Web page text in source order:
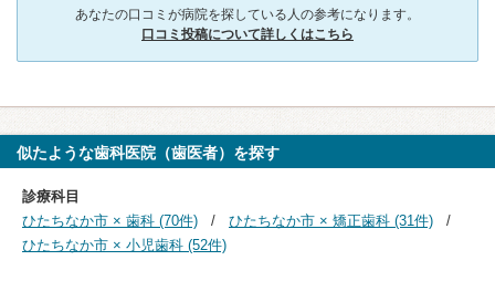
あなたの口コミが病院を探している人の参考になります。
口コミ投稿について詳しくはこちら
似たような歯科医院（歯医者）を探す
診療科目
ひたちなか市 × 歯科 (70件)
ひたちなか市 × 矯正歯科 (31件)
ひたちなか市 × 小児歯科 (52件)